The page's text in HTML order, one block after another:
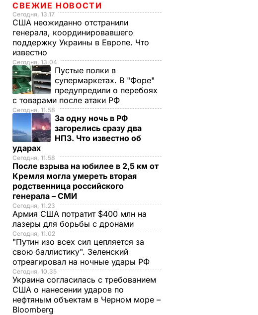
СВЕЖИЕ НОВОСТИ
Сегодня, 13.17
США неожиданно отстранили
генерала, координировавшего
поддержку Украины в Европе. Что
известно
Сегодня, 13.04
Пустые полки в
супермаркетах. В "Форе"
предупредили о перебоях
с товарами после атаки РФ
Сегодня, 11.58
За одну ночь в РФ
загорелись сразу два
НПЗ. Что известно об
ударах
Сегодня, 11.58
После взрыва на юбилее в 2,5 км от
Кремля могла умереть вторая
родственница российского
генерала – СМИ
Сегодня, 11.23
Армия США потратит $400 млн на
лазеры для борьбы с дронами
Сегодня, 11.02
"Путин изо всех сил цепляется за
свою баллистику". Зеленский
отреагировал на ночные удары РФ
Сегодня, 10.35
Украина согласилась с требованием
США о нанесении ударов по
нефтяным объектам в Черном море –
Bloomberg